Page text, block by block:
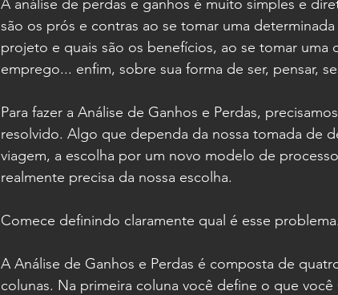
A análise de perdas e ganhos é muito simples e
são os prós e contras ao se tomar uma
projeto e quais são os benefícios, ao se tomar
emprego... enfim, sobre sua forma de ser, pensar,
Para fazer a Análise de Ganhos e Perdas,
resolvido. Algo que dependa da nossa tomada de
viagem, a escolha por um novo modelo de
realmente precisa da nossa escolha.
Comece definindo claramente qual é esse
A Análise de Ganhos e Perdas é composta de
colunas. Na primeira coluna você define o que